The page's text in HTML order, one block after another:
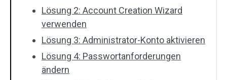
Lösung 2: Account Creation Wizard
verwenden
Lösung 3: Administrator-Konto aktivieren
Lösung 4: Passwortanforderungen
ändern